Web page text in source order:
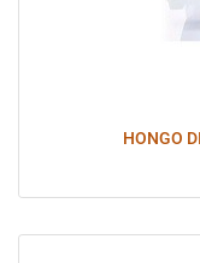
HONGO